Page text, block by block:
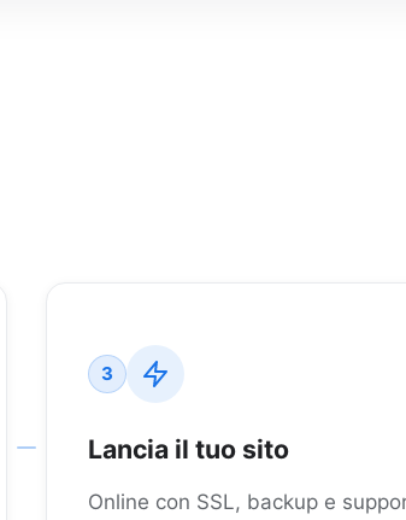
3
Lancia il tuo sito
Online con SSL, backup e